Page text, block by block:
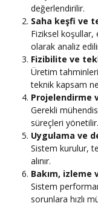
değerlendirilir.
Saha keşfi ve
Fiziksel koşullar,
olarak analiz
Fizibilite ve
Üretim
teknik kapsam
Projelendirme
Gerekli
süreçleri yönetilir.
Uygulama ve
Sistem kurulur,
alınır.
Bakım,
Sistem
sorunlara hızlı